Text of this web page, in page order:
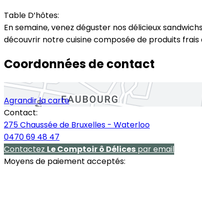
Table D’hôtes:
En semaine, venez déguster nos délicieux
découvrir notre cuisine composée de produits frais
Coordonnées de contact
Agrandir la carte
Contact:
275 Chaussée de Bruxelles - Waterloo
0470 69 48 47
Contactez Le Comptoir ô Délices par email
Moyens de paiement acceptés: